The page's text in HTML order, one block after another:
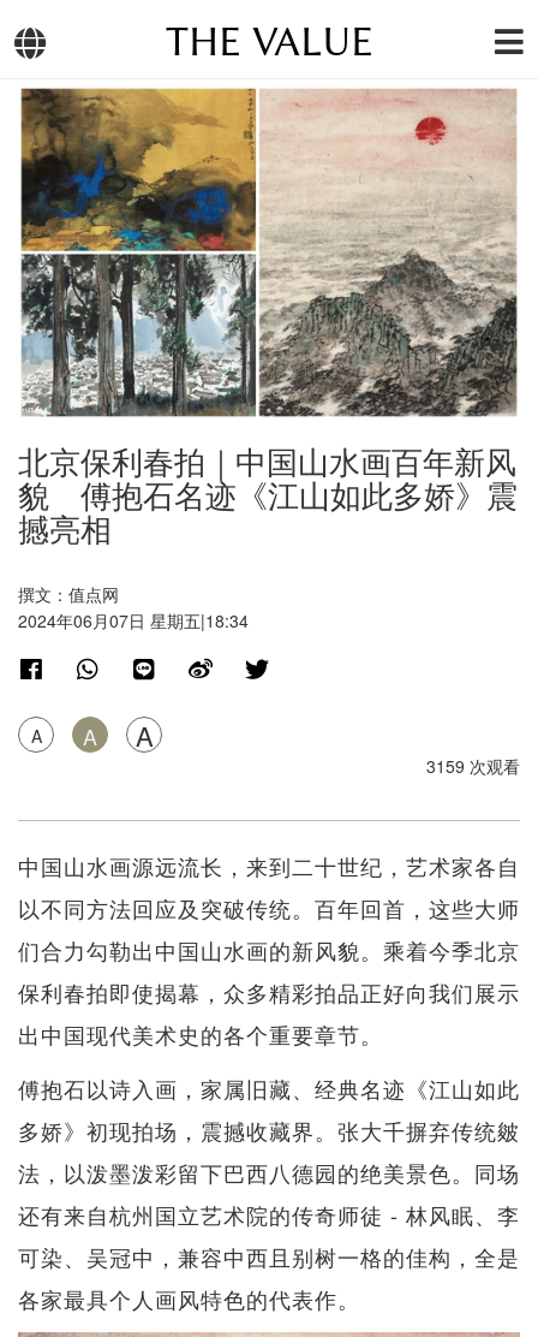
THE VALUE
北京保利春拍｜中国山水画百年新风
貌 傅抱石名迹《江山如此多娇》震
撼亮相
撰文：值点网
2024年06月07日 星期五|18:34
A A A
3159 次观看
中国山水画源远流长，来到二十世纪，艺术家各自
以不同方法回应及突破传统。百年回首，这些大师
们合力勾勒出中国山水画的新风貌。乘着今季北京
保利春拍即使揭幕，众多精彩拍品正好向我们展示
出中国现代美术史的各个重要章节。
傅抱石以诗入画，家属旧藏、经典名迹《江山如此
多娇》初现拍场，震撼收藏界。张大千摒弃传统皴
法，以泼墨泼彩留下巴西八德园的绝美景色。同场
还有来自杭州国立艺术院的传奇师徒 - 林风眠、李
可染、吴冠中，兼容中西且别树一格的佳构，全是
各家最具个人画风特色的代表作。